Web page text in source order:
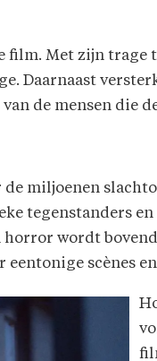
Met zijn trage
Daarnaast
de mensen die
miljoenen
tegenstanders
horror wordt
scènes